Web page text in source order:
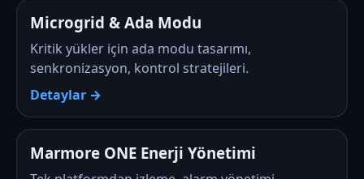
Microgrid & Ada Modu
Kritik yükler için ada modu tasarımı,
senkronizasyon, kontrol stratejileri.
Detaylar →
Marmore ONE Enerji Yönetimi